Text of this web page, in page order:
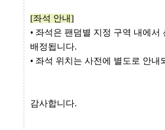
[좌석 안내]
• 좌석은 팬덤별 지정 구역 내에서
배정됩니다.
• 좌석 위치는 사전에 별도로 안내
감사합니다.